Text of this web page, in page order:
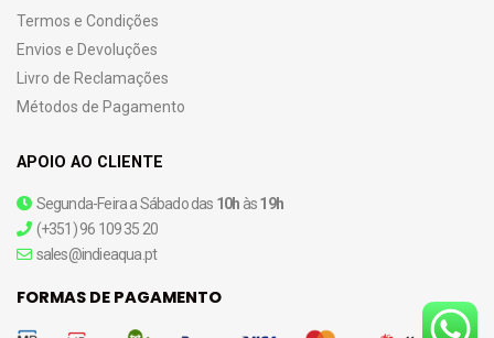
Termos e Condições
Envios e Devoluções
Livro de Reclamações
Métodos de Pagamento
APOIO AO CLIENTE
Segunda-Feira a Sábado das 10h às19h
(+351) 96 109 35 20
sales@indieaqua.pt
FORMAS DE PAGAMENTO